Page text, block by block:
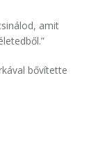
amit
bővítette